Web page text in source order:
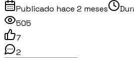
Publicado hace 2 meses
505
7
2